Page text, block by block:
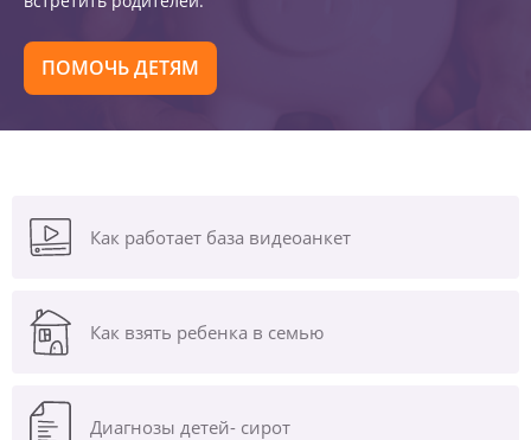
ПОМОЧЬ ДЕТЯМ
Как работает база видеоанкет
Как взять ребенка в семью
Диагнозы детей- сирот